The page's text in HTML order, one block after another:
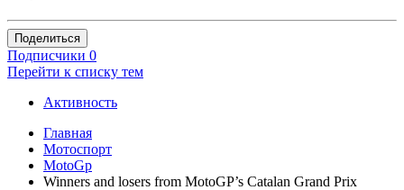
Поделиться
Подписчики 0
Перейти к списку тем
Активность
Главная
Мотоспорт
MotoGp
Winners and losers from MotoGP’s Catalan Grand Prix